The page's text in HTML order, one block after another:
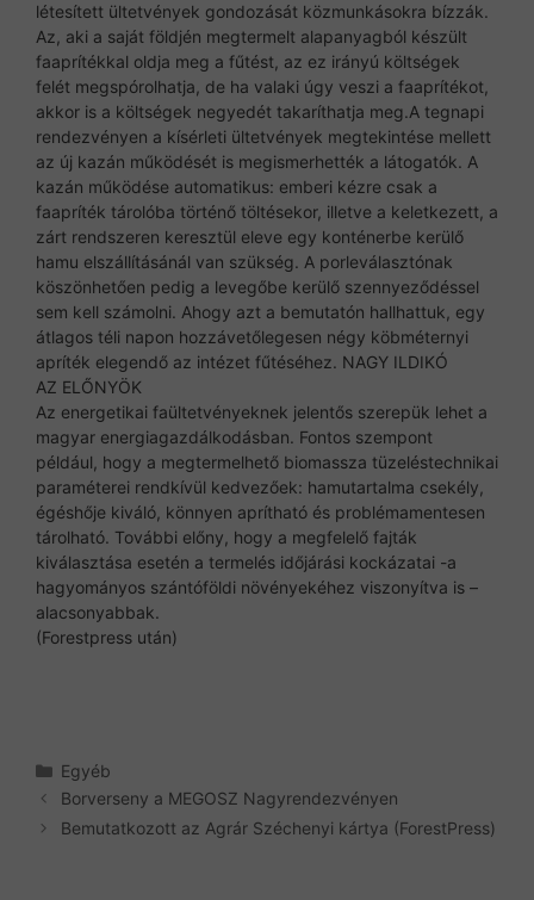
létesített ültetvények gondozását közmunkásokra bízzák.
Az, aki a saját földjén megtermelt alapanyagból készült
faaprítékkal oldja meg a fűtést, az ez irányú költségek
felét megspórolhatja, de ha valaki úgy veszi a faaprítékot,
akkor is a költségek negyedét takaríthatja meg.A tegnapi
rendezvényen a kísérleti ültetvények megtekintése mellett
az új kazán működését is megismerhették a látogatók. A
kazán működése automatikus: emberi kézre csak a
faapríték tárolóba történő töltésekor, illetve a keletkezett, a
zárt rendszeren keresztül eleve egy konténerbe kerülő
hamu elszállításánál van szükség. A porleválasztónak
köszönhetően pedig a levegőbe kerülő szennyeződéssel
sem kell számolni. Ahogy azt a bemutatón hallhattuk, egy
átlagos téli napon hozzávetőlegesen négy köbméternyi
apríték elegendő az intézet fűtéséhez. NAGY ILDIKÓ
AZ ELŐNYÖK
Az energetikai faültetvényeknek jelentős szerepük lehet a
magyar energiagazdálkodásban. Fontos szempont
például, hogy a megtermelhető biomassza tüzeléstechnikai
paraméterei rendkívül kedvezőek: hamutartalma csekély,
égéshője kiváló, könnyen aprítható és problémamentesen
tárolható. További előny, hogy a megfelelő fajták
kiválasztása esetén a termelés időjárási kockázatai -a
hagyományos szántóföldi növényekéhez viszonyítva is –
alacsonyabbak.
(Forestpress után)
Kategória
Egyéb
Borverseny a MEGOSZ Nagyrendezvényen
Bemutatkozott az Agrár Széchenyi kártya (ForestPress)